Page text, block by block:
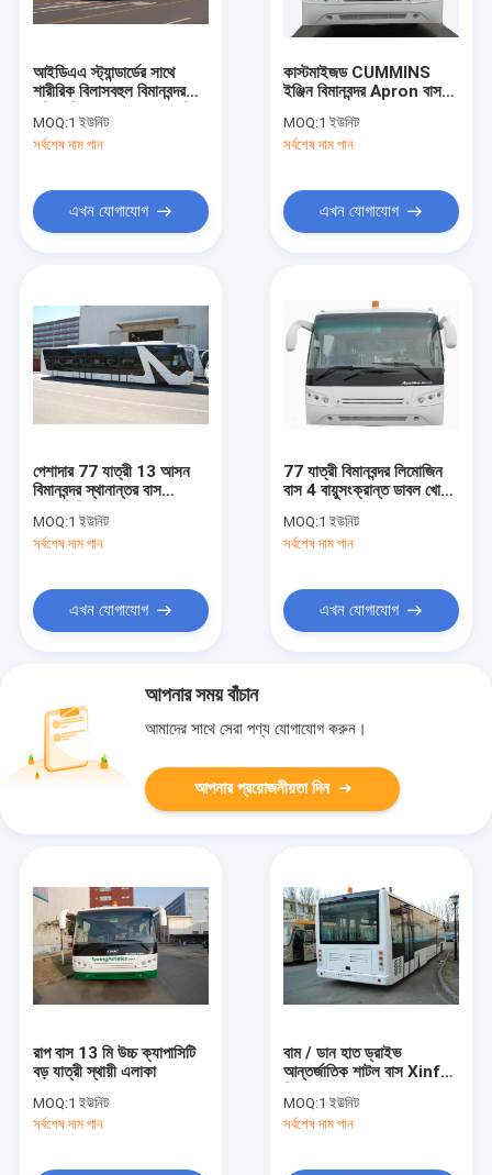
আইডিএএ স্ট্যান্ডার্ডের সাথে
শারীরিক বিলাসবহুল বিমানবন্দর
করা
MOQ:1 ইউনিট
সর্বশেষ দাম পান
এখন যোগাযোগ
কাস্টমাইজড CUMMINS
ইঞ্জিন বিমানবন্দর Apron বাস
2700mm × 3170mm
MOQ:1 ইউনিট
সর্বশেষ দাম পান
এখন যোগাযোগ
পেশাদার 77 যাত্রী 13 আসন
বিমানবন্দর স্থানান্তর বাস
MOQ:1 ইউনিট
সর্বশেষ দাম পান
এখন যোগাযোগ
77 যাত্রী বিমানবন্দর লিমোজিন
বাস 4 বায়ুসংক্রান্ত ডাবল খোলা
MOQ:1 ইউনিট
সর্বশেষ দাম পান
এখন যোগাযোগ
আপনার সময় বাঁচান
আমাদের সাথে সেরা পণ্য যোগাযোগ করুন।
আপনার প্রয়োজনীয়তা দিন
রাপ বাস 13 মি উচ্চ ক্যাপাসিটি
বড় যাত্রী স্থায়ী এলাকা
MOQ:1 ইউনিট
সর্বশেষ দাম পান
বাম / ডান হাত ড্রাইভ
আন্তর্জাতিক শাটল বাস Xinfa
MOQ:1 ইউনিট
সর্বশেষ দাম পান